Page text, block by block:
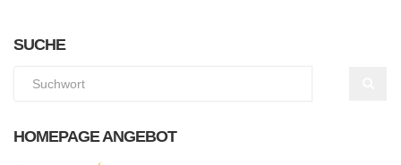
SUCHE
HOMEPAGE ANGEBOT